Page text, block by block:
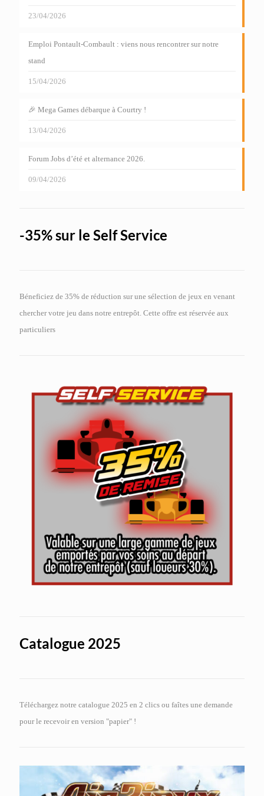
23/04/2026
Emploi Pontault-Combault : viens nous rencontrer sur notre
stand
15/04/2026
🎉 Mega Games débarque à Courtry !
13/04/2026
Forum Jobs d’été et alternance 2026.
09/04/2026
-35% sur le Self Service
Béneficiez de 35% de réduction sur une sélection de jeux en venant
chercher votre jeu dans notre entrepôt. Cette offre est réservée aux
particuliers
Catalogue 2025
Téléchargez notre catalogue 2025 en 2 clics ou faîtes une demande
pour le recevoir en version "papier" !